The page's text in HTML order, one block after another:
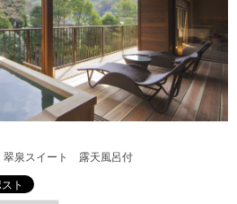
翠泉スイート 露天風呂付